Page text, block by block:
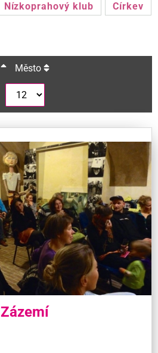
Nízkoprahový klub
Církev
Město
Zázemí